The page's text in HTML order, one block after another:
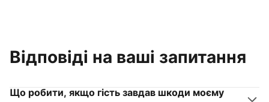
Відповіді на ваші запитання
Що робити, якщо гість завдав шкоди моєму